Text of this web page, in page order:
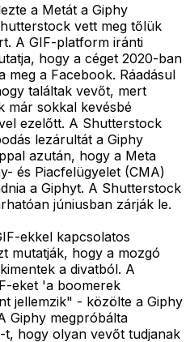
a Metát a Giphy
vett meg tőlük
A GIF-platform iránti
hogy a céget 2020-ban
meg a Facebook. Ráadásul
találtak vevőt, mert
már sokkal kevésbé
ezelőtt. A Shutterstock
lezárultát a Giphy
azután, hogy a Meta
és Piacfelügyelet (CMA)
a Giphyt. A Shutterstock
júniusban zárják le.
ekkel kapcsolatos
mutatják, hogy a mozgó
a divatból. A
eket 'a boomerek
jellemzik" - közölte a Giphy
Giphy megpróbálta
t, hogy olyan vevőt tudjanak